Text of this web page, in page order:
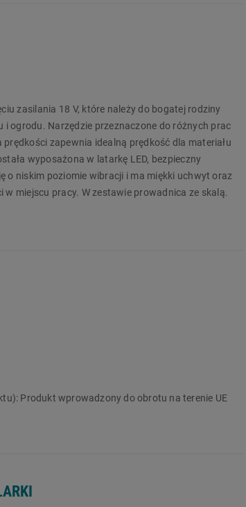
zasilania 18 V, które należy do bogatej rodziny
ogrodu. Narzędzie przeznaczone do różnych prac
zapewnia idealną prędkość dla materiału
wyposażona w latarkę LED, bezpieczny
o niskim poziomie wibracji i ma miękki uchwyt oraz
miejscu pracy. W zestawie prowadnica ze skalą.
i zamów go na Biedronka Home już teraz!
Produkt wprowadzony do obrotu na terenie UE